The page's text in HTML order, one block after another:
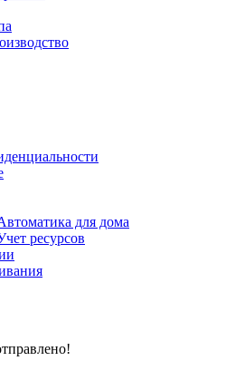
для дома
ресурсов